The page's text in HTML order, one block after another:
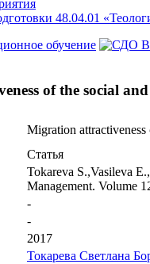
48.04.01
обучение
of the social
Migration attractiveness
Статья
Tokareva S.,Vasileva
Management. Volume
-
-
2017
Токарева Светлана